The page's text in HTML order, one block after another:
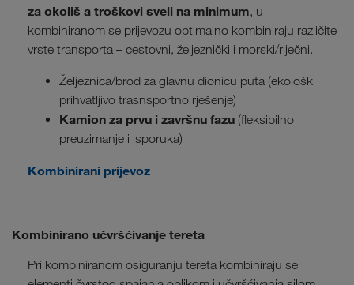
za okoliš a troškovi sveli na minimum, u
kombiniranom se prijevozu optimalno kombiniraju različite
vrste transporta – cestovni, željeznički i morski/riječni.
Željeznica/brod za glavnu dionicu puta (ekološki
prihvatljivo trasnsportno rješenje)
Kamion za prvu i završnu fazu (fleksibilno
preuzimanje i isporuka)
Kombinirani prijevoz
Kombinirano učvršćivanje tereta
Pri kombiniranom osiguranju tereta kombiniraju se